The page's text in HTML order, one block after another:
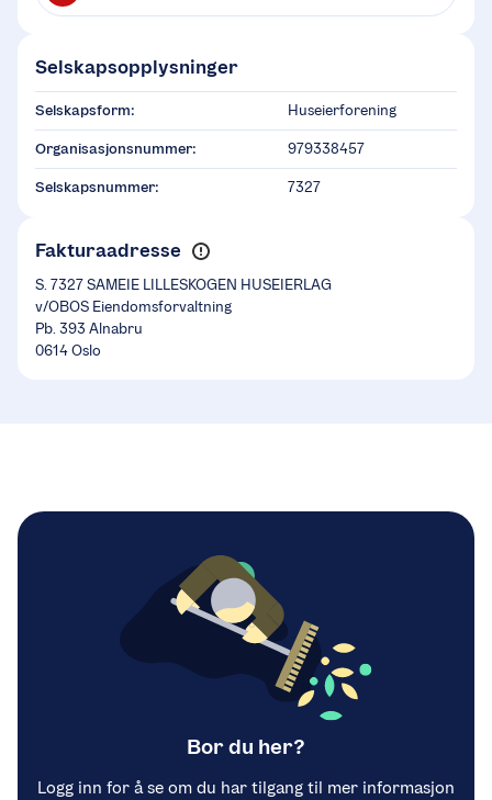
Selskapsopplysninger
Selskapsform: Huseierforening
Organisasjonsnummer: 979338457
Selskapsnummer: 7327
Fakturaadresse
S. 7327 SAMEIE LILLESKOGEN HUSEIERLAG
v/OBOS Eiendomsforvaltning
Pb. 393 Alnabru
0614 Oslo
Bor du her?
Logg inn for å se om du har tilgang til mer informasjon